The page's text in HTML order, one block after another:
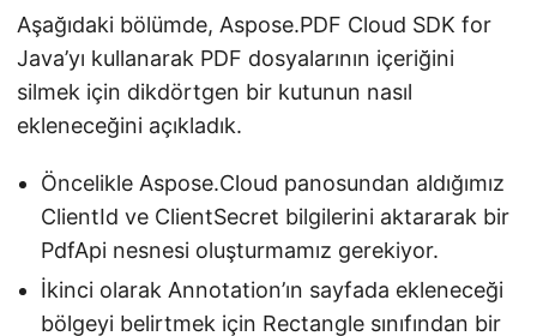
Aşağıdaki bölümde, Aspose.PDF Cloud SDK for
Java’yı kullanarak PDF dosyalarının içeriğini
silmek için dikdörtgen bir kutunun nasıl
ekleneceğini açıkladık.
Öncelikle Aspose.Cloud panosundan aldığımız
ClientId ve ClientSecret bilgilerini aktararak bir
PdfApi nesnesi oluşturmamız gerekiyor.
İkinci olarak Annotation’ın sayfada ekleneceği
bölgeyi belirtmek için Rectangle sınıfından bir